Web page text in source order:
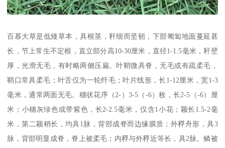
百慕大草是低矮草本，具根茎，秆细而坚韧，下部匍匐地面蔓延甚
长，节上常生不定根，直立部分高10-30厘米，直径1-1.5毫米，秆壁
厚，光滑无毛，有时略两侧压扁。叶鞘微具脊，无毛或有疏柔毛，
鞘口常具柔毛；叶舌仅为一轮纤毛；叶片线形，长1-12厘米，宽1-3
毫米，通常两面无毛。穗状花序（2-）3-5（-6）枚，长2-5（-6）厘
米；小穗灰绿色或带紫色，长2-2.5毫米，仅含1小花；颖长1.5-2毫
米，第二颖稍长，均具1脉，背部成脊而边缘膜质；外稃舟形，具3
脉，背部明显成脊，脊上被柔毛；内稃与外稃近等长，具2脉。鳞被